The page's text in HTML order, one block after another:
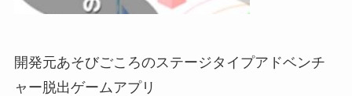
開発元あそびごころのステージタイプアドベンチ
ャー脱出ゲームアプリ